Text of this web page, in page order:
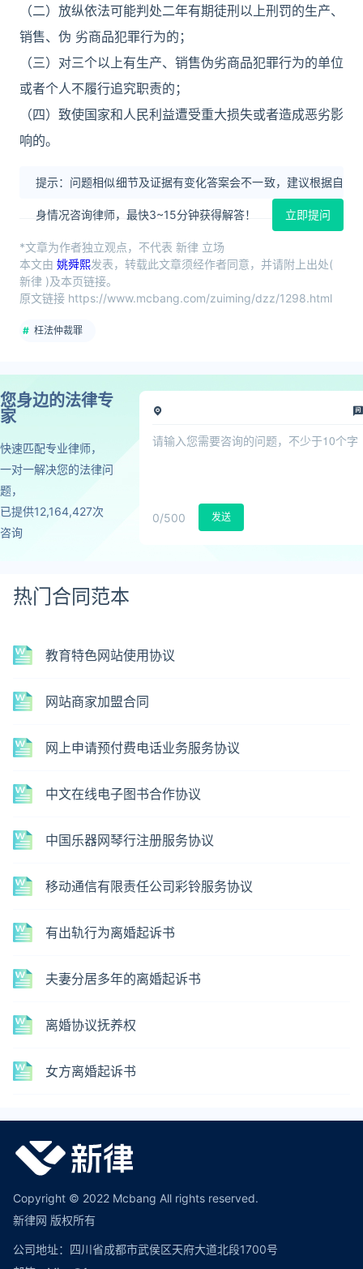
（二）放纵依法可能判处二年有期徒刑以上刑罚的生产、
销售、伪 劣商品犯罪行为的；
（三）对三个以上有生产、销售伪劣商品犯罪行为的单位
或者个人不履行追究职责的；
（四）致使国家和人民利益遭受重大损失或者造成恶劣影
响的。
提示：问题相似细节及证据有变化答案会不一致，建议根据自
身情况咨询律师，最快3~15分钟获得解答！ 立即提问
*文章为作者独立观点，不代表 新律 立场
本文由 姚舜熙发表，转载此文章须经作者同意，并请附上出处(
新律 )及本页链接。
原文链接 https://www.mcbang.com/zuiming/dzz/1298.html
枉法仲裁罪
您身边的法律专
家
快速匹配专业律师，
一对一解决您的法律问
题，
已提供12,164,427次
咨询
0/500 发送
热门合同范本
教育特色网站使用协议
网站商家加盟合同
网上申请预付费电话业务服务协议
中文在线电子图书合作协议
中国乐器网琴行注册服务协议
移动通信有限责任公司彩铃服务协议
有出轨行为离婚起诉书
夫妻分居多年的离婚起诉书
离婚协议抚养权
女方离婚起诉书
Copyright © 2022 Mcbang All rights reserved.
新律网 版权所有
公司地址：四川省成都市武侯区天府大道北段1700号